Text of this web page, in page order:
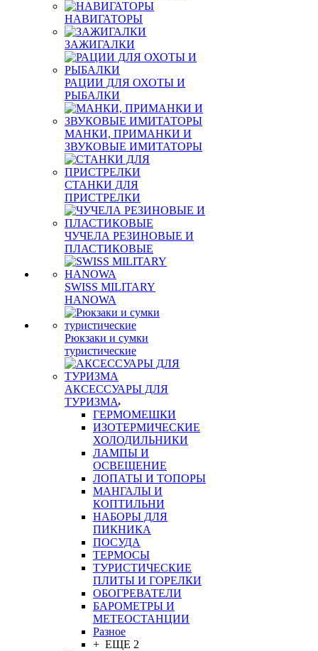
НАВИГАТОРЫ
ЗАЖИГАЛКИ
РАЦИИ ДЛЯ ОХОТЫ И
РЫБАЛКИ
МАНКИ, ПРИМАНКИ И
ЗВУКОВЫЕ ИМИТАТОРЫ
СТАНКИ ДЛЯ
ПРИСТРЕЛКИ
ЧУЧЕЛА РЕЗИНОВЫЕ И
ПЛАСТИКОВЫЕ
SWISS MILITARY
HANOWA
Рюкзаки и сумки
туристические
АКСЕССУАРЫ ДЛЯ
ТУРИЗМА
ГЕРМОМЕШКИ
ИЗОТЕРМИЧЕСКИЕ
ХОЛОДИЛЬНИКИ
ЛАМПЫ И
ОСВЕЩЕНИЕ
ЛОПАТЫ И ТОПОРЫ
МАНГАЛЫ И
КОПТИЛЬНИ
НАБОРЫ ДЛЯ
ПИКНИКА
ПОСУДА
ТЕРМОСЫ
ТУРИСТИЧЕСКИЕ
ПЛИТЫ И ГОРЕЛКИ
ОБОГРЕВАТЕЛИ
БАРОМЕТРЫ И
МЕТЕОСТАНЦИИ
Разное
+ ЕЩЕ 2